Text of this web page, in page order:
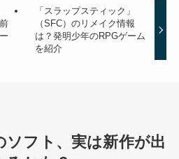
「スラップスティック」
（SFC）のリメイク情報
は？発明少年のRPGゲーム
を紹介
ソフト、実は新作が出